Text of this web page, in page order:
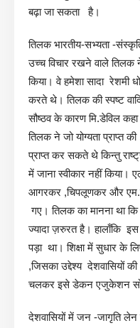
बढ़ा जा सकता है।
तिलक भारतीय-सभ्यता -
उच्च विचार रखने वाले तिलक ने
किया। वे हमेशा सादा रेशमी
करते थे। तिलक की स्पष्ट
सौष्ठव के कारण मि.डेविल कहा
तिलक ने जो योग्यता प्राप्त
प्राप्त कर सकते थे किन्तु
में जाना स्वीकार नहीं किया।
आगरकर ,चिपलूणकर और
गए। तिलक का मानना था
ज्यादा ज़रुरत है। हालाँकि इस
पड़ा था। शिक्षा में सुधार के
,जिसका उद्देश्य देशवासियों
चलकर इसे डेकन एजुकेशन
देशवासियों में जन -जागृति लेन